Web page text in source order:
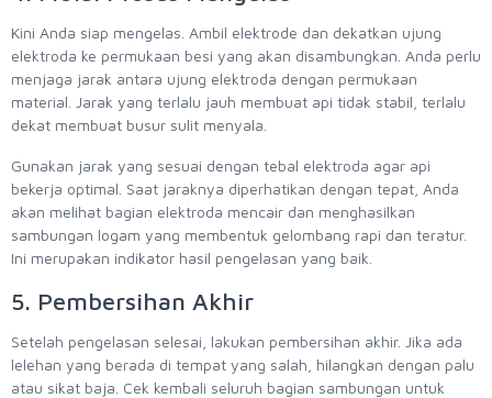
Kini Anda siap mengelas. Ambil elektrode dan dekatkan ujung
elektroda ke permukaan besi yang akan disambungkan. Anda perlu
menjaga jarak antara ujung elektroda dengan permukaan
material. Jarak yang terlalu jauh membuat api tidak stabil, terlalu
dekat membuat busur sulit menyala.
Gunakan jarak yang sesuai dengan tebal elektroda agar api
bekerja optimal. Saat jaraknya diperhatikan dengan tepat, Anda
akan melihat bagian elektroda mencair dan menghasilkan
sambungan logam yang membentuk gelombang rapi dan teratur.
Ini merupakan indikator hasil pengelasan yang baik.
5. Pembersihan Akhir
Setelah pengelasan selesai, lakukan pembersihan akhir. Jika ada
lelehan yang berada di tempat yang salah, hilangkan dengan palu
atau sikat baja. Cek kembali seluruh bagian sambungan untuk